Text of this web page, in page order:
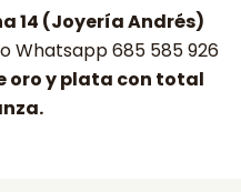
14 (Joyería Andrés)
o Whatsapp 685 585 926
oro y plata con total